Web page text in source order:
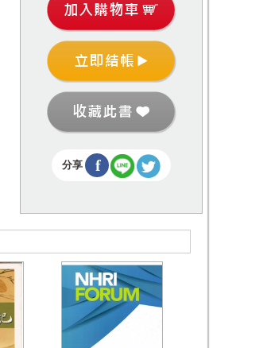
分享 f